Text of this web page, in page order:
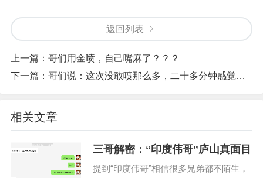
返回列表
上一篇： 哥们用金喷，自己嘴麻了？？？
下一篇： 哥们说：这次没敢喷那么多，二十多分钟感觉正好，哈哈
相关文章
三哥解密：“印度伟哥”庐山真面目
提到“印度伟哥”相信很多兄弟都不陌生，